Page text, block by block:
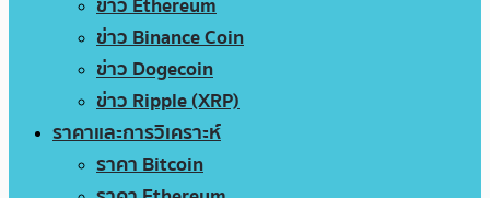
ข่าว Binance Coin
ข่าว Dogecoin
ข่าว Ripple (XRP)
ราคาและการวิเคราะห์
ราคา Bitcoin